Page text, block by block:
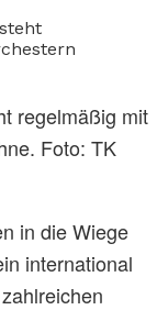
regelmäßig mit
Foto: TK
in die Wiege
international